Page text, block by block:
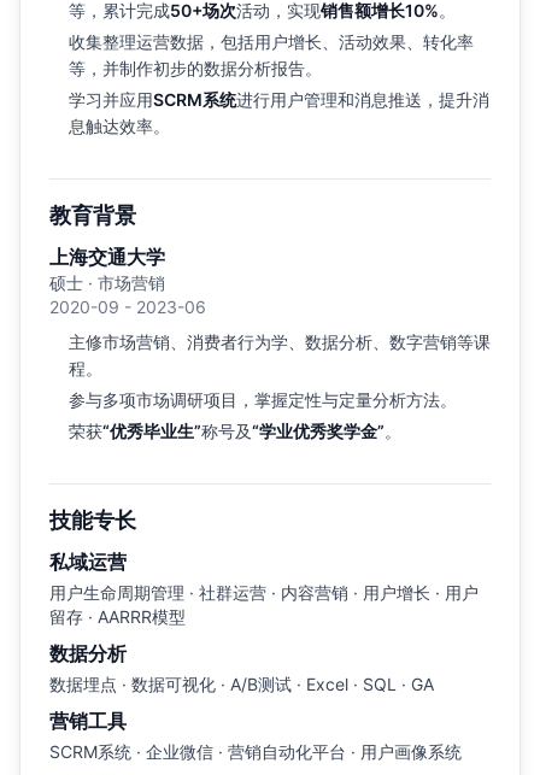
等，累计完成50+场次活动，实现销售额增长10%。
收集整理运营数据，包括用户增长、活动效果、转化率
等，并制作初步的数据分析报告。
学习并应用SCRM系统进行用户管理和消息推送，提升消
息触达效率。
教育背景
上海交通大学
硕士 · 市场营销
2020-09 - 2023-06
主修市场营销、消费者行为学、数据分析、数字营销等课
程。
参与多项市场调研项目，掌握定性与定量分析方法。
荣获“优秀毕业生”称号及“学业优秀奖学金”。
技能专长
私域运营
用户生命周期管理 · 社群运营 · 内容营销 · 用户增长 · 用户
留存 · AARRR模型
数据分析
数据埋点 · 数据可视化 · A/B测试 · Excel · SQL · GA
营销工具
SCRM系统 · 企业微信 · 营销自动化平台 · 用户画像系统